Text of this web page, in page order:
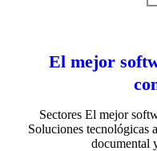
El mejor
Sectores El mejor
Soluciones tecnológicas
documental